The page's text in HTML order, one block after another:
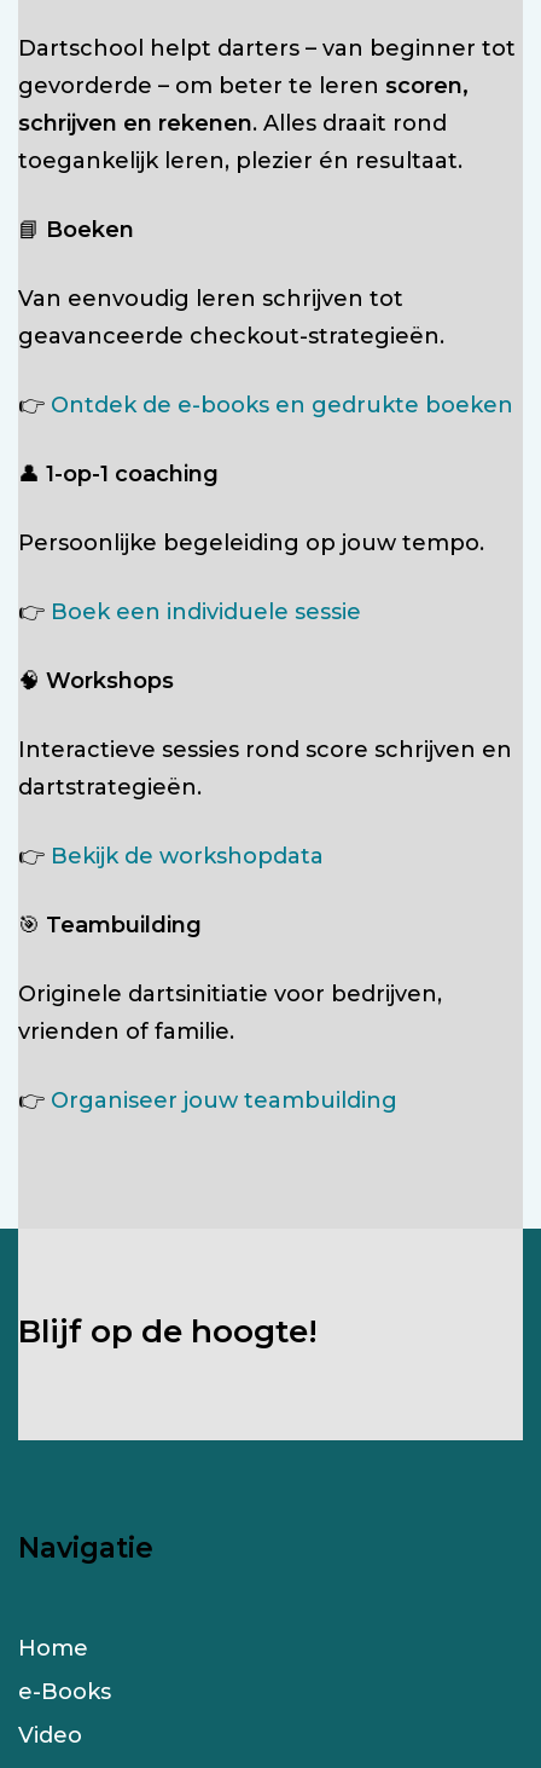
Dartschool helpt darters – van beginner tot
gevorderde – om beter te leren scoren,
schrijven en rekenen. Alles draait rond
toegankelijk leren, plezier én resultaat.
📘 Boeken
Van eenvoudig leren schrijven tot
geavanceerde checkout-strategieën.
👉 Ontdek de e-books en gedrukte boeken
👤 1-op-1 coaching
Persoonlijke begeleiding op jouw tempo.
👉 Boek een individuele sessie
🧠 Workshops
Interactieve sessies rond score schrijven en
dartstrategieën.
👉 Bekijk de workshopdata
🎯 Teambuilding
Originele dartsinitiatie voor bedrijven,
vrienden of familie.
👉 Organiseer jouw teambuilding
Blijf op de hoogte!
Navigatie
Home
e-Books
Video